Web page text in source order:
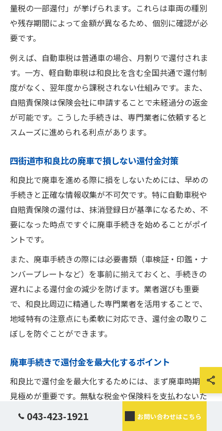
量税の一部還付」が挙げられます。これらは車両の種別
や残存期間によって金額が異なるため、個別に確認が必
要です。
例えば、自動車税は普通車の場合、月割りで還付されま
す。一方、軽自動車税は和良比を含む全国共通で還付制
度がなく、翌年度から課税されない仕組みです。また、
自賠責保険は保険会社に申請することで未経過分の返金
が可能です。こうした手続きは、専門業者に依頼すると
スムーズに進められる利点があります。
四街道市和良比の廃車で損しない還付金対策
和良比で廃車を進める際に損をしないためには、早めの
手続きと正確な情報収集が不可欠です。特に自動車税や
自賠責保険の還付は、抹消登録日が基準になるため、不
要になった時点ですぐに廃車手続きを始めることがポイ
ントです。
また、廃車手続きの際には必要書類（車検証・印鑑・ナ
ンバープレートなど）を事前に揃えておくと、手続きの
遅れによる還付金の減少を防げます。業者選びも重要
で、和良比周辺に精通した専門業者を活用することで、
地域特有の注意点にも柔軟に対応でき、還付金の取りこ
ぼしを防ぐことができます。
廃車手続きで還付金を最大化するポイント
和良比で還付金を最大化するためには、まず廃車時期の
見極めが重要です。無駄な税金や保険料を支払わないた
めにも、使わなくなったタイミングですぐに抹消登録を
043-423-1921 お問い合わせはこちら